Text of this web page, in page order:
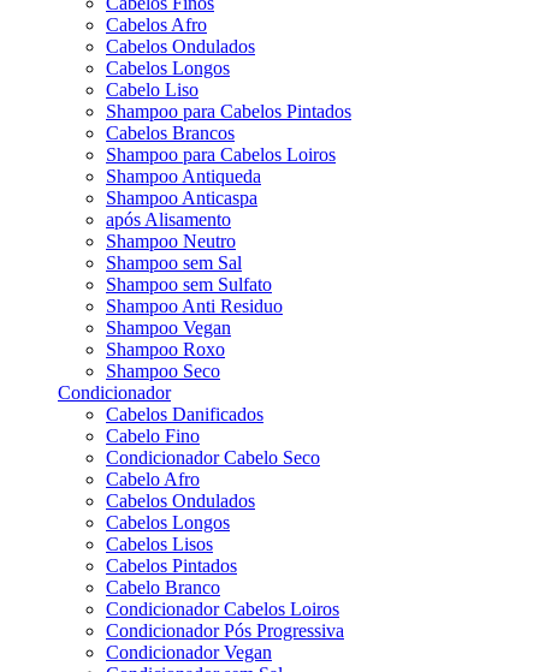
Cabelos Afro
Cabelos Ondulados
Cabelos Longos
Cabelo Liso
Shampoo para Cabelos Pintados
Cabelos Brancos
Shampoo para Cabelos Loiros
Shampoo Antiqueda
Shampoo Anticaspa
após Alisamento
Shampoo Neutro
Shampoo sem Sal
Shampoo sem Sulfato
Shampoo Anti Residuo
Shampoo Vegan
Shampoo Roxo
Shampoo Seco
Condicionador
Cabelos Danificados
Cabelo Fino
Condicionador Cabelo Seco
Cabelo Afro
Cabelos Ondulados
Cabelos Longos
Cabelos Lisos
Cabelos Pintados
Cabelo Branco
Condicionador Cabelos Loiros
Condicionador Pós Progressiva
Condicionador Vegan